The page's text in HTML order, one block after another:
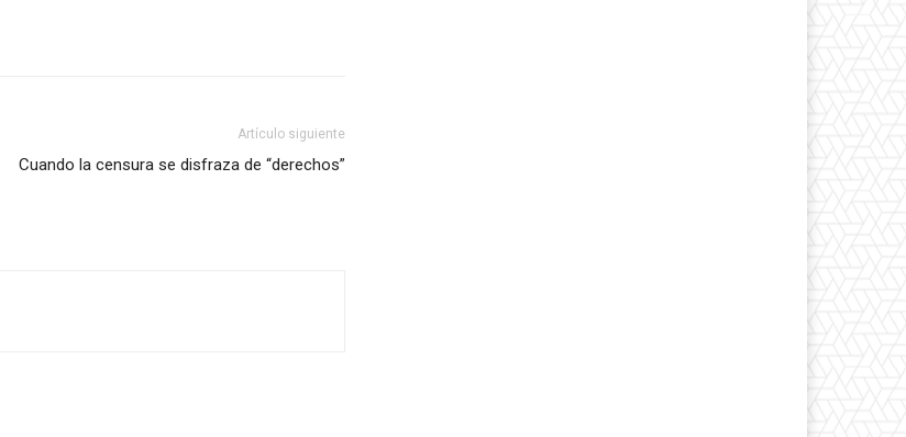
Artículo siguiente
Cuando la censura se disfraza de “derechos”